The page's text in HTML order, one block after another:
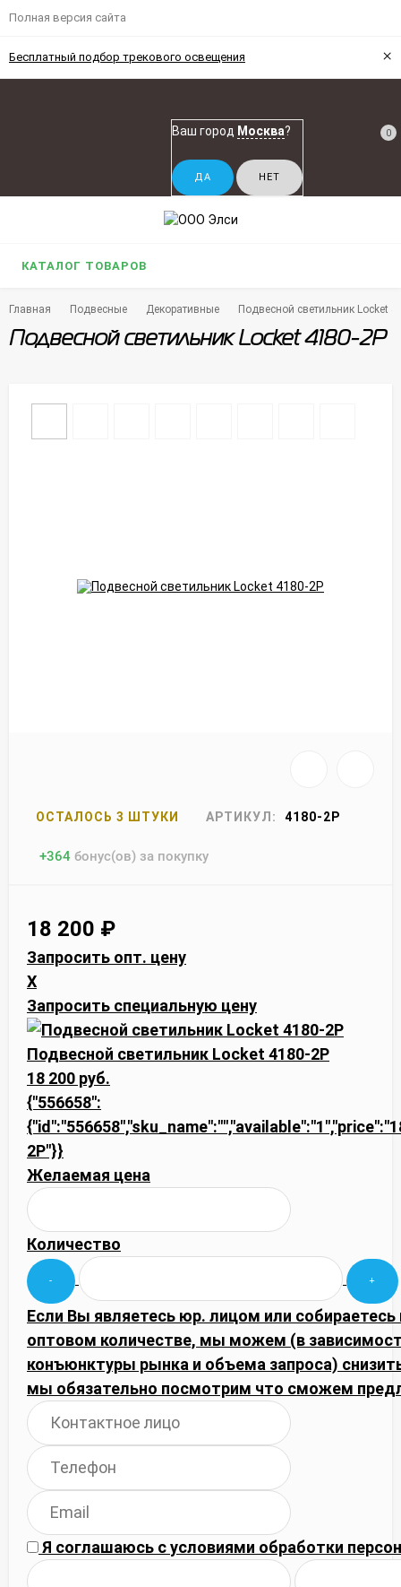
Полная версия сайта
Бесплатный подбор трекового освещения ×
Ваш город Москва? 0
КАТАЛОГ ТОВАРОВ
Главная Подвесные Декоративные Подвесной светильник Locket
Подвесной светильник Locket 4180-2P
ОСТАЛОСЬ 3 ШТУКИ АРТИКУЛ: 4180-2P
+364 бонус(ов) за покупку
18 200 ₽
Запросить опт. цену
X
Запросить специальную цену
Подвесной светильник Locket 4180-2P
18 200 руб.
{"556658":
2P"}}
Желаемая цена
Количество
Если Вы являетесь юр. лицом или собираетесь
оптовом количестве, мы можем (в
конъюнктуры рынка и объема запроса)
мы обязательно посмотрим что сможем
Я соглашаюсь сусловиями обработки